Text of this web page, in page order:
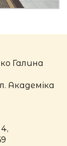
Галина
Академіка